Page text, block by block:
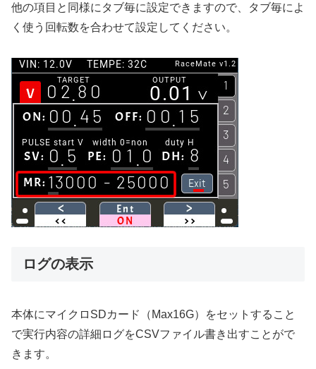
他の項目と同様にタブ毎に設定できますので、タブ毎によ
く使う回転数を合わせて設定してください。
ログの表示
本体にマイクロSDカード（Max16G）をセットすること
で実行内容の詳細ログをCSVファイル書き出すことがで
きます。